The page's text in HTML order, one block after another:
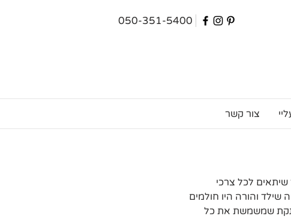
050-351-5400
צור קשר
לכל צרכי
והורה היו חולמים
שמשמשת את כל